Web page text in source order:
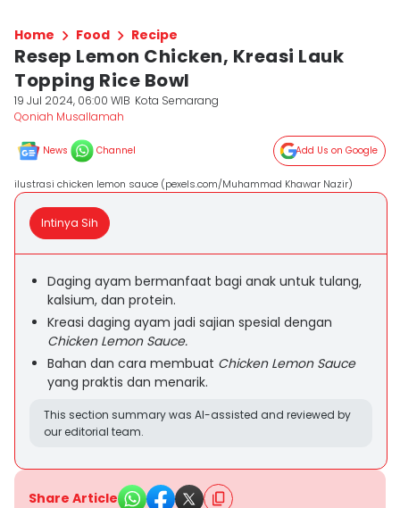
Home Food Recipe
Resep Lemon Chicken, Kreasi Lauk
Topping Rice Bowl
19 Jul 2024, 06:00 WIB Kota Semarang
Qoniah Musallamah
News Channel Add Us on Google
ilustrasi chicken lemon sauce (pexels.com/Muhammad Khawar Nazir)
Intinya Sih
Daging ayam bermanfaat bagi anak untuk tulang,
kalsium, dan protein.
Kreasi daging ayam jadi sajian spesial dengan
Chicken Lemon Sauce.
Bahan dan cara membuat Chicken Lemon Sauce
yang praktis dan menarik.
This section summary was AI-assisted and reviewed by
our editorial team.
Share Article